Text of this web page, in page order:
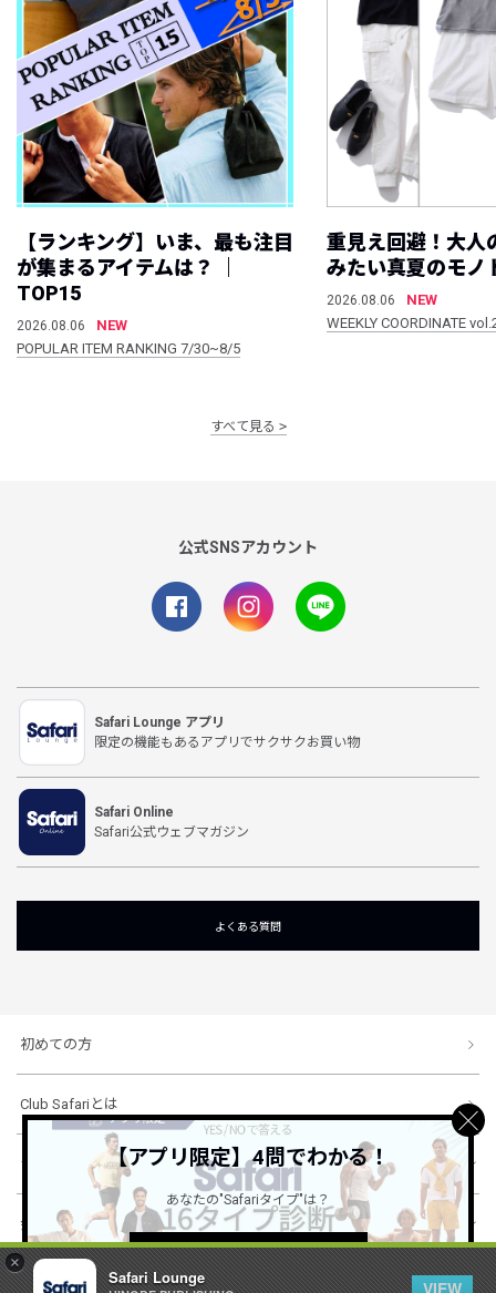
×
Safari Lounge
VIEW
【ランキング】いま、最も注目
が集まるアイテムは？ ｜
TOP15
2026.08.06
NEW
POPULAR ITEM RANKING 7/30~8/5
重見え回避！大人
みたい真夏のモノ
2026.08.06
NEW
WEEKLY COORDINATE
すべて見る
公式SNSアカウント
Safari Lounge アプリ
限定の機能もあるアプリでサクサクお買い物
Safari Online
Safari公式ウェブマガジン
よくある質問
初めての方
Club Safariとは
ショッピングガイド
会社概要・規約
【アプリ限定】4問でわかる！
あなたの"Safariタイプ"は？
詳しくはこちら ＞